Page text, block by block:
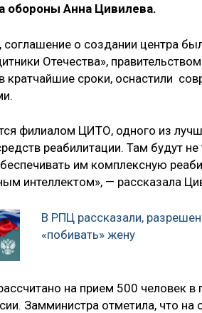
обороны Анна Цивилева.
соглашение о создании центра
Отечества»,
кратчайшие сроки, оснастили
филиалом ЦИТО, одного из
реабилитации. Там будут
им комплексную
интеллектом», — рассказала
В РПЦ рассказали,
«побивать» жену
на прием 500 человек в
Замминистра отметила, что